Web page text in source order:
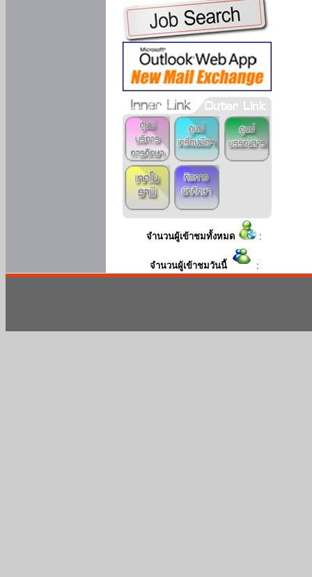
จำนวนผู้เข้าชมทั้งหมด :
จำนวนผู้เข้าชมวันนี้ :